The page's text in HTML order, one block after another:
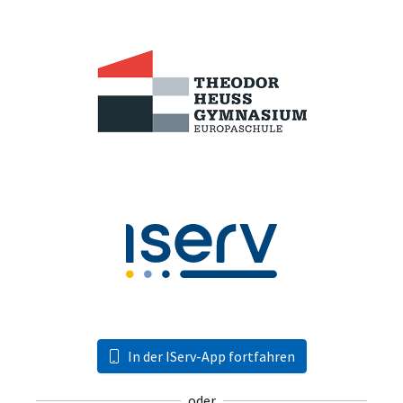
In der IServ-App fortfahren